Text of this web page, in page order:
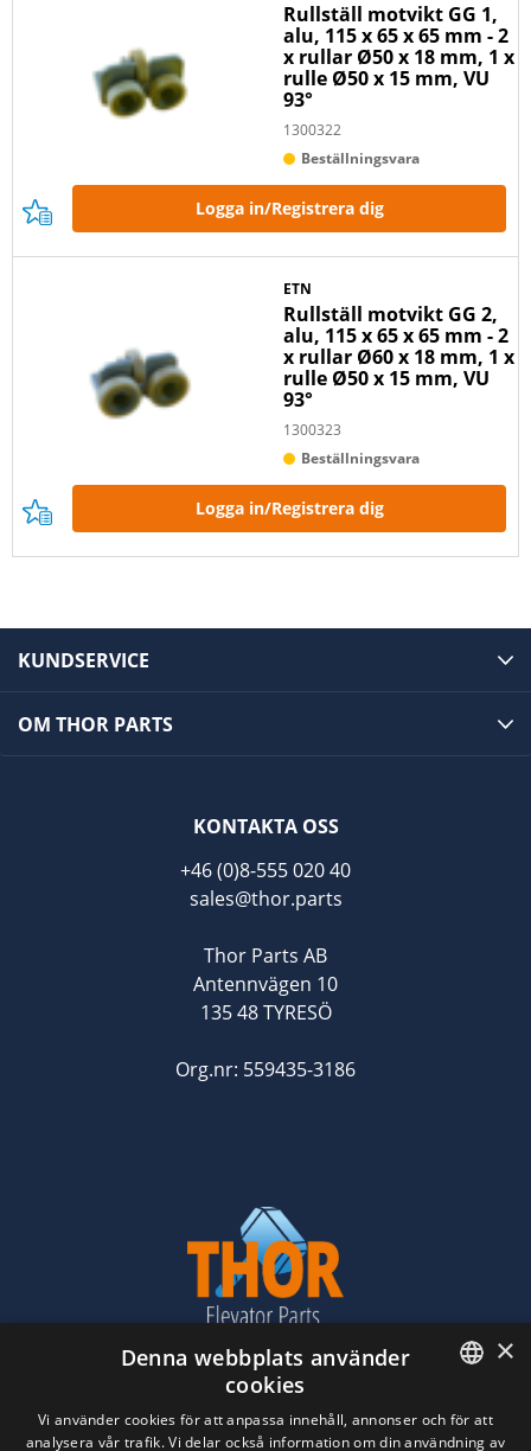
Rullställ motvikt GG 1,
alu, 115 x 65 x 65 mm - 2
x rullar Ø50 x 18 mm, 1 x
rulle Ø50 x 15 mm, VU
93°
1300322
Beställningsvara
Logga in/Registrera dig
ETN
Rullställ motvikt GG 2,
alu, 115 x 65 x 65 mm - 2
x rullar Ø60 x 18 mm, 1 x
rulle Ø50 x 15 mm, VU
93°
1300323
Beställningsvara
Logga in/Registrera dig
KUNDSERVICE
OM THOR PARTS
KONTAKTA OSS
+46 (0)8-555 020 40
sales@thor.parts
Thor Parts AB
Antennvägen 10
135 48 TYRESÖ
Org.nr: 559435-3186
ENGLISH
×
Denna webbplats använder
cookies
Vi använder cookies för att anpassa innehåll, annonser och för att
analysera vår trafik. Vi delar också information om din användning av